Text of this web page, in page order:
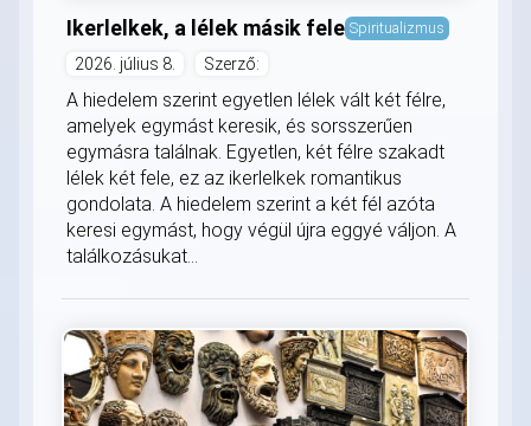
Ikerlelkek, a lélek másik fele Spiritualizmus
2026. július 8. Szerző:
A hiedelem szerint egyetlen lélek vált két félre,
amelyek egymást keresik, és sorsszerűen
egymásra találnak. Egyetlen, két félre szakadt
lélek két fele, ez az ikerlelkek romantikus
gondolata. A hiedelem szerint a két fél azóta
keresi egymást, hogy végül újra eggyé váljon. A
találkozásukat...